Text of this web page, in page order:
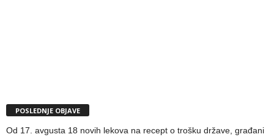
POSLEDNJE OBJAVE
Od 17. avgusta 18 novih lekova na recept o trošku države, građani